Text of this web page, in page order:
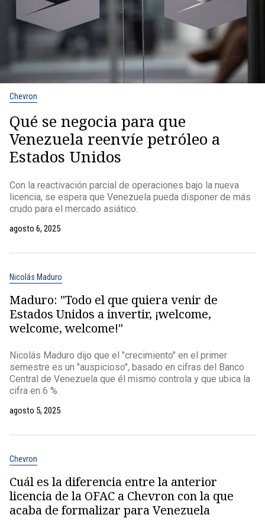
Chevron
Qué se negocia para que
Venezuela reenvíe petróleo a
Estados Unidos
Con la reactivación parcial de operaciones bajo la nueva
licencia, se espera que Venezuela pueda disponer de más
crudo para el mercado asiático.
agosto 6, 2025
Nicolás Maduro
Maduro: "Todo el que quiera venir de
Estados Unidos a invertir, ¡welcome,
welcome, welcome!"
Nicolás Maduro dijo que el "crecimiento" en el primer
semestre es un "auspicioso", basado en cifras del Banco
Central de Venezuela que él mismo controla y que ubica la
cifra en 6 %.
agosto 5, 2025
Chevron
Cuál es la diferencia entre la anterior
licencia de la OFAC a Chevron con la que
acaba de formalizar para Venezuela